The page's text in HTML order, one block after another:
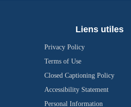
Liens utiles
Privacy Policy
Terms of Use
Closed Captioning Policy
Accessibility Statement
Personal Information